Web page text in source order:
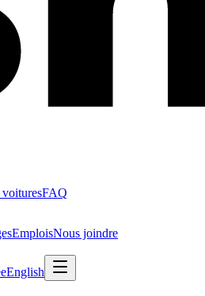
FAQ
EmploisNous joindre
English